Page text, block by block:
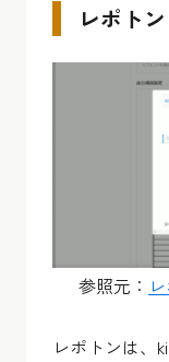
レポトン
参照元：
レポトンは、